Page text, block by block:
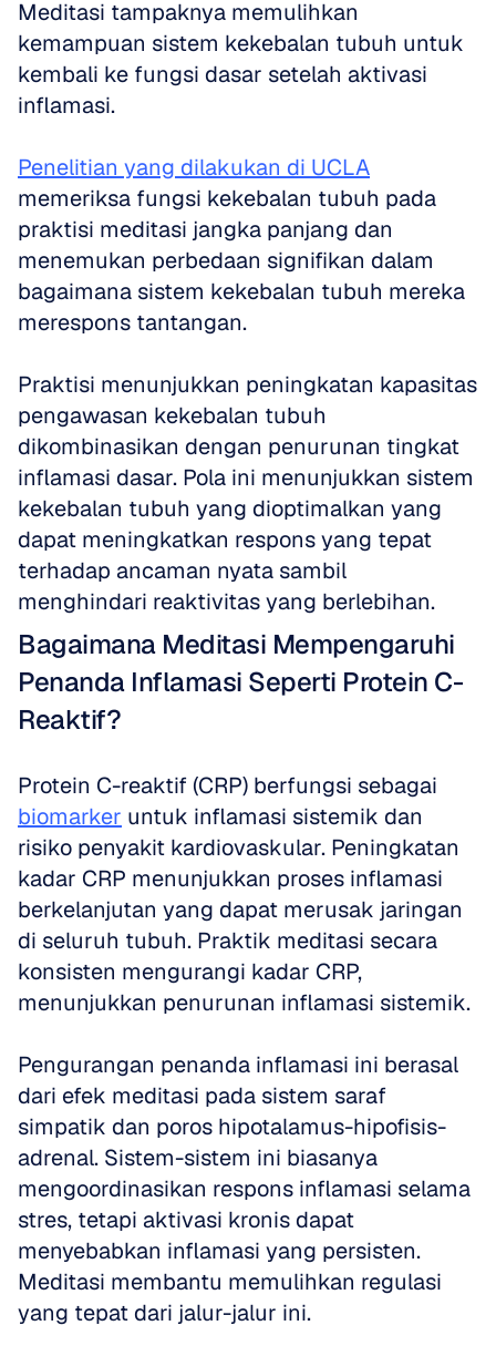
Meditasi tampaknya memulihkan
kemampuan sistem kekebalan tubuh untuk
kembali ke fungsi dasar setelah aktivasi
inflamasi.
Penelitian yang dilakukan di UCLA
memeriksa fungsi kekebalan tubuh pada
praktisi meditasi jangka panjang dan
menemukan perbedaan signifikan dalam
bagaimana sistem kekebalan tubuh mereka
merespons tantangan.
Praktisi menunjukkan peningkatan kapasitas
pengawasan kekebalan tubuh
dikombinasikan dengan penurunan tingkat
inflamasi dasar. Pola ini menunjukkan sistem
kekebalan tubuh yang dioptimalkan yang
dapat meningkatkan respons yang tepat
terhadap ancaman nyata sambil
menghindari reaktivitas yang berlebihan.
Bagaimana Meditasi Mempengaruhi
Penanda Inflamasi Seperti Protein C-
Reaktif?
biomarker untuk inflamasi sistemik dan
risiko penyakit kardiovaskular. Peningkatan
kadar CRP menunjukkan proses inflamasi
berkelanjutan yang dapat merusak jaringan
di seluruh tubuh. Praktik meditasi secara
konsisten mengurangi kadar CRP,
menunjukkan penurunan inflamasi sistemik.
Pengurangan penanda inflamasi ini berasal
dari efek meditasi pada sistem saraf
simpatik dan poros hipotalamus-hipofisis-
adrenal. Sistem-sistem ini biasanya
mengoordinasikan respons inflamasi selama
stres, tetapi aktivasi kronis dapat
menyebabkan inflamasi yang persisten.
Meditasi membantu memulihkan regulasi
yang tepat dari jalur-jalur ini.